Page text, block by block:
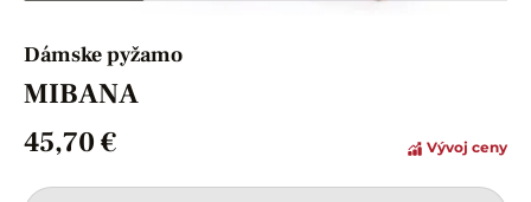
Dámske pyžamo
MIBANA
45,70 €
Vývoj ceny